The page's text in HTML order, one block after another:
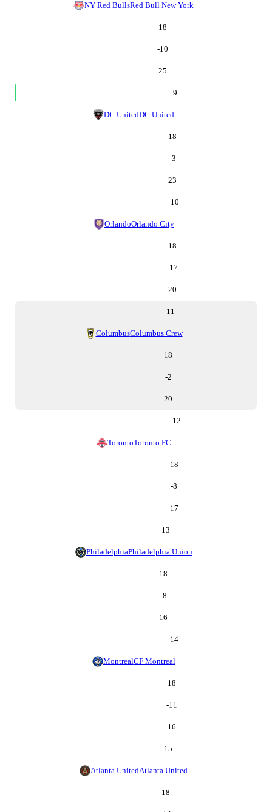
NY Red BullsRed Bull New York
18
-10
25
9
DC UnitedDC United
18
-3
23
10
OrlandoOrlando City
18
-17
20
11
ColumbusColumbus Crew
18
-2
20
12
TorontoToronto FC
18
-8
17
13
PhiladelphiaPhiladelphia Union
18
-8
16
14
MontrealCF Montreal
18
-11
16
15
Atlanta UnitedAtlanta United
18